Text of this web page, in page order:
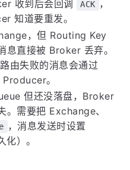
收到后会回调
ACK ，
知道要重发。
，但 Routing Key
息直接被 Broker 丢弃。
由失败的消息会通过
。
但还没落盘，Broker
。需要把 Exchange、
，消息发送时设置
化）。